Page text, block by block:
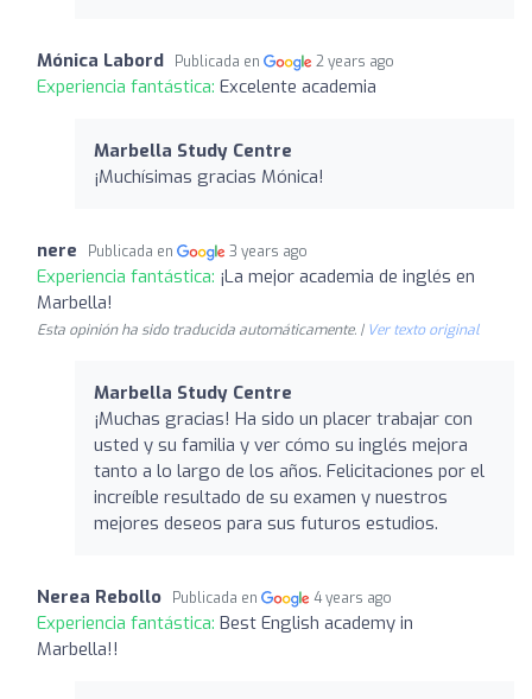
Mónica Labord Publicada en 2 years ago
Experiencia fantástica: Excelente academia
Marbella Study Centre
¡Muchísimas gracias Mónica!
nere Publicada en 3 years ago
Experiencia fantástica: ¡La mejor academia de inglés en
Marbella!
Esta opinión ha sido traducida automáticamente. | Ver texto original
Marbella Study Centre
¡Muchas gracias! Ha sido un placer trabajar con
usted y su familia y ver cómo su inglés mejora
tanto a lo largo de los años. Felicitaciones por el
increíble resultado de su examen y nuestros
mejores deseos para sus futuros estudios.
Nerea Rebollo Publicada en 4 years ago
Experiencia fantástica: Best English academy in
Marbella!!